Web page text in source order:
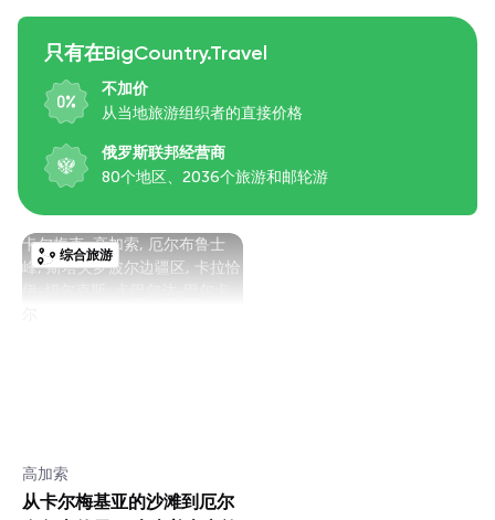
只有在BigCountry.Travel
不加价
从当地旅游组织者的直接价格
俄罗斯联邦经营商
80个地区、2036个旅游和邮轮游
综合旅游
卡尔梅克, 高加索, 厄尔布鲁士
峰, 斯塔夫罗波尔边疆区, 卡拉恰
高加索
从卡尔梅基亚的沙滩到厄尔